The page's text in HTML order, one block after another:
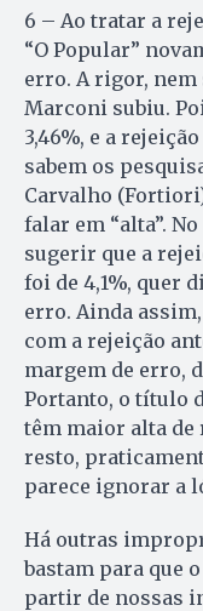
6 – Ao tratar a
“O Popular”
erro. A rigor, nem
Marconi subiu.
3,46%, e a
sabem os
Carvalho
falar em “alta”.
sugerir que a
foi de 4,1%, quer
erro. Ainda
com a rejeição
margem de erro,
Portanto, o título
têm maior alta de
resto,
parece ignorar a
Há outras
bastam para que
partir de nossas